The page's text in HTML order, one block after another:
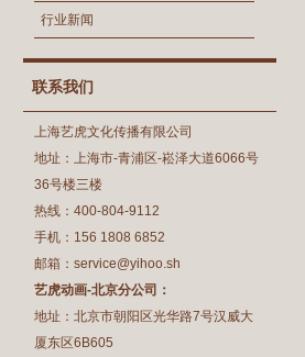
行业新闻
联系我们
上海艺虎文化传播有限公司
地址：上海市-青浦区-崧泽大道6066号
36号楼三楼
热线：400-804-9112
手机：156 1808 6852
邮箱：service@yihoo.sh
艺虎动画-北京分公司：
地址：北京市朝阳区光华路7号汉威大
厦东区6B605